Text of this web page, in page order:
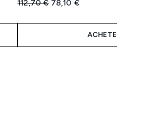
Prix de vente :
112,70 € Prix ​​actuel :
78,10 €
ACHETER